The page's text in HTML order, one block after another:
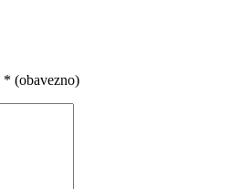
* (obavezno)